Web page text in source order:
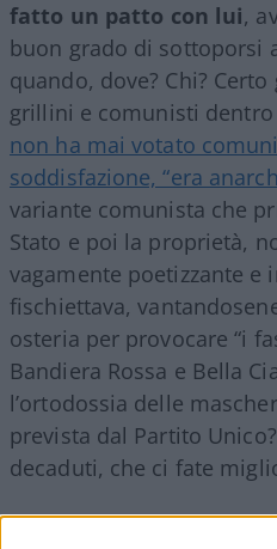
fatto un patto con lui,
buon grado di sottoporsi
quando, dove? Chi?
grillini e comunisti dentro
non ha mai votato
soddisfazione, “era
variante comunista che
Stato e poi la proprietà,
vagamente poetizzante e
fischiettava,
osteria per provocare “i
Bandiera Rossa e Bella
l’ortodossia delle
prevista dal Partito
decaduti, che ci fate